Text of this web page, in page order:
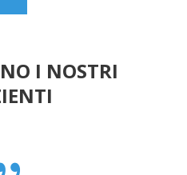
I NOSTRI